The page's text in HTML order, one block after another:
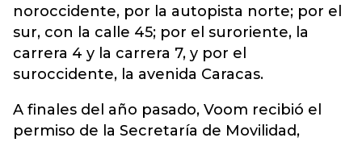
noroccidente, por la autopista norte; por el
sur, con la calle 45; por el suroriente, la
carrera 4 y la carrera 7, y por el
suroccidente, la avenida Caracas.
A finales del año pasado, Voom recibió el
permiso de la Secretaría de Movilidad,